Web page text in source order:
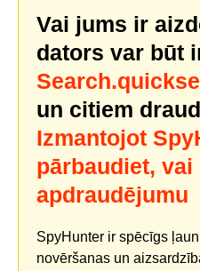
Vai jums ir
dators var būt
un citiem
Izmantojot
pārbaudiet, vai
apdraudējumu
SpyHunter ir spēcīgs
novēršanas un